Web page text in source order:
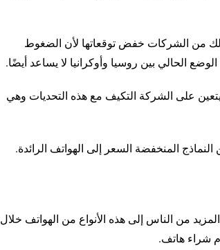
ذلك من الشركات خفض توقعاتها لأن الضغوط
الحالي بين روسيا وأوكرانيا لا يساعد أيضًا.
على الشركة التكيف مع هذه التحديات وهي
المنخفضة السعر إلى الهواتف الرائدة.
من الناس إلى هذه الأنواع من الهواتف خلال
شراء هاتف.